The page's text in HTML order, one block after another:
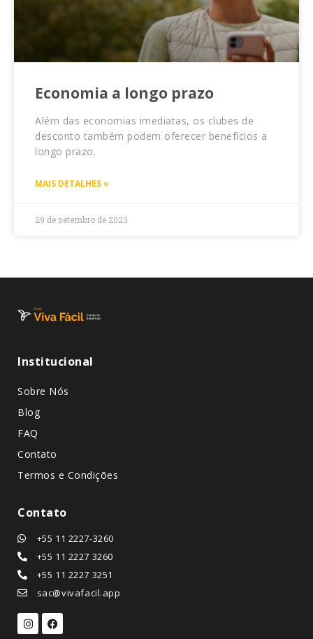
Economia a longo prazo
Além das economias imediatas, os clubes de
desconto também podem oferecer benefícios a
longo prazo.
MAIS DETALHES »
29 de setembro de 2023
Institucional
Sobre Nós
Blog
FAQ
Contato
Termos e Condições
Contato
+55 11 2227-3260
+55 11 2227 3260
+55 11 2227 3251
sac@vivafacil.app